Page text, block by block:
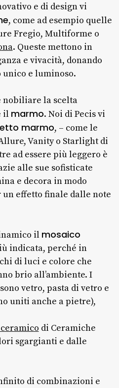
e di design vi
, come ad esempio quelle
Fregio, Multiforme o
. Queste mettono in
e vivacità, donando
unico e luminoso.
nobiliare la scelta
il marmo. Noi di Pecis vi
marmo, – come le
Vanity o Starlight di
ad essere più leggero è
alle sue sofisticate
e decora in modo
effetto finale dalle note
il mosaico
indicata, perché in
di luci e colore che
brio all’ambiente. I
vetro, pasta di vetro e
uniti anche a pietre),
di Ceramiche
sgargianti e dalle
di combinazioni e